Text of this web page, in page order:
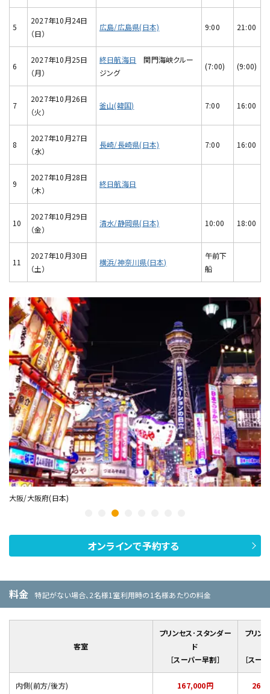
5
2027年10月24日
（日）
広島/広島県(日本) 9:00 21:00
6
2027年10月25日
（月）
終日航海日 関門海峡クルー
ジング
(7:00) (9:00)
7
2027年10月26日
（火）
釜山(韓国) 7:00 16:00
8
2027年10月27日
（水）
長崎/長崎県(日本) 7:00 16:00
9
2027年10月28日
（木）
終日航海日
10
2027年10月29日
（金）
清水/静岡県(日本) 10:00 18:00
11
2027年10月30日
（土）
横浜/神奈川県(日本)
午前下
船
大阪/大阪府(日本)
オンラインで予約する
料金 特記がない場合、2名様1室利用時の1名様あたりの料金
客室
プリンセス･スタンダー
ド
［スーパー早割］
プリン
［スー
内側(前方/後方) 167,000円